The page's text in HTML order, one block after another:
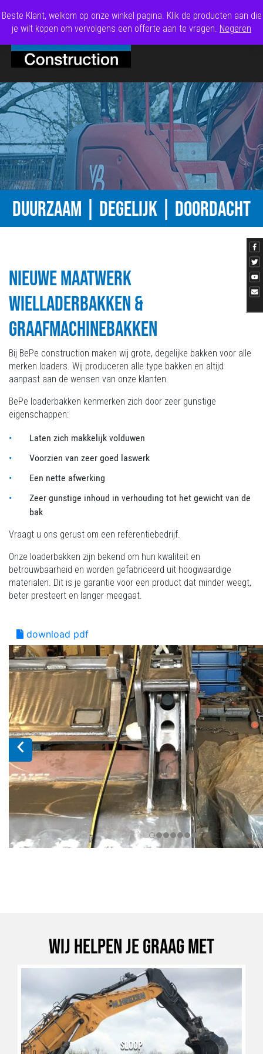
DUURZAAM | DEGELIJK | DOORDACHT
NIEUWE MAATWERK
WIELLADERBAKKEN &
GRAAFMACHINEBAKKEN
Bij BePe construction maken wij grote, degelijke bakken voor alle
merken loaders. Wij produceren alle type bakken en altijd
aanpast aan de wensen van onze klanten.
BePe loaderbakken kenmerken zich door zeer gunstige
eigenschappen:
Laten zich makkelijk volduwen
Voorzien van zeer goed laswerk
Een nette afwerking
Zeer gunstige inhoud in verhouding tot het gewicht van de
bak
Vraagt u ons gerust om een referentiebedrijf.
Onze loaderbakken zijn bekend om hun kwaliteit en
betrouwbaarheid en worden gefabriceerd uit hoogwaardige
materialen. Dit is je garantie voor een product dat minder weegt,
beter presteert en langer meegaat.
download pdf
Wij helpen je graag met
SLOOP
Beste Klant, welkom op onze winkel pagina. Klik de producten aan die
je wilt kopen om vervolgens een offerte aan te vragen. Negeren